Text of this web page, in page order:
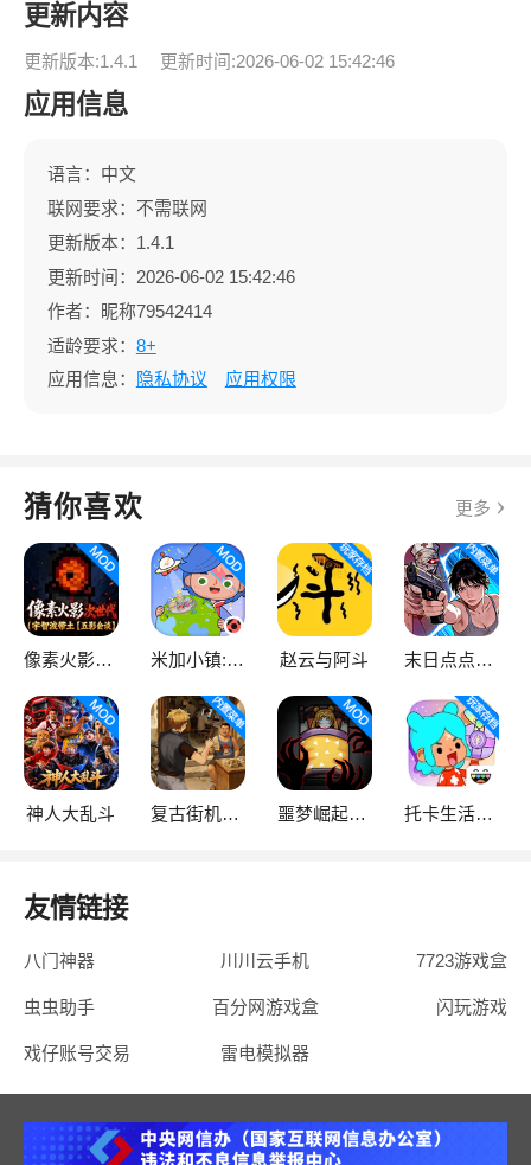
更新内容
更新版本:1.4.1 更新时间:2026-06-02 15:42:46
应用信息
语言：中文
联网要求：不需联网
更新版本：1.4.1
更新时间：2026-06-02 15:42:46
作者：昵称79542414
适龄要求： 8+
应用信息：
隐私协议 应用权限
猜你喜欢 更多
像素火影次世代 米加小镇:世界 赵云与阿斗 末日点点（辅助菜单）
神人大乱斗 复古街机大亨 噩梦崛起：生存 托卡生活：世界
友情链接
八门神器 川川云手机 7723游戏盒
虫虫助手 百分网游戏盒 闪玩游戏
戏仔账号交易 雷电模拟器